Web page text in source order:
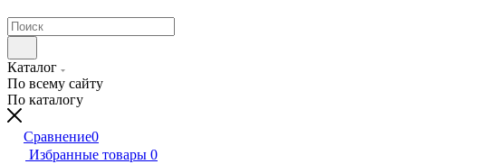
Каталог
По всему сайту
По каталогу
Сравнение0
Избранные товары 0